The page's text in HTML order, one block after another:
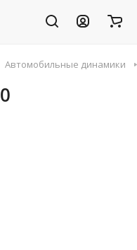
Автомобильные динамики